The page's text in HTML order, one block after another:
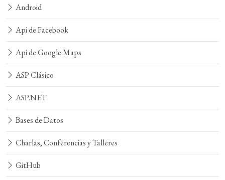
Android
Api de Facebook
Api de Google Maps
ASP Clásico
ASP.NET
Bases de Datos
Charlas, Conferencias y Talleres
GitHub